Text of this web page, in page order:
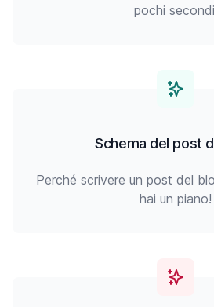
pochi
Schema del post
Perché scrivere un post del
hai un piano!